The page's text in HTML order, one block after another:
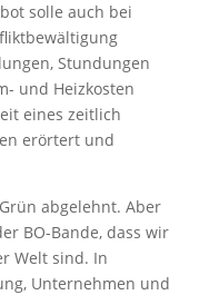
solle auch bei
Stundungen
und Heizkosten
eines zeitlich
erörtert und
abgelehnt. Aber
BO-Bande, dass wir
Welt sind. In
Unternehmen und